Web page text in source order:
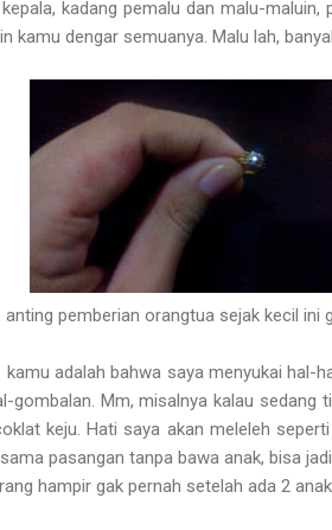
kadang pemalu dan malu-
kamu dengar semuanya. Malu lah,
anting pemberian orangtua sejak kecil ini
kamu adalah bahwa saya menyukai hal-
gombalan. Mm, misalnya kalau sedang
keju. Hati saya akan meleleh
pasangan tanpa bawa anak, bisa
hampir gak pernah setelah ada 2 anak.